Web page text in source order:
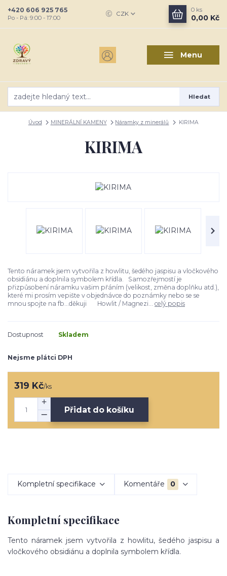
Menu
CZK
Hledat
+420 606 925 765
Po - Pá: 9:00 - 17:00
0 ks
0,00 Kč
Úvod MINERÁLNÍ KAMENY Náramky z minerálů KIRIMA
KIRIMA
Tento náramek jsem vytvořila z howlitu, šedého jaspisu a vločkového
obsidiánu a doplnila symbolem křídla. Samozřejmostí je
přizpůsobení náramku vašim přáním (velikost, změna doplňku atd.),
které mi prosím vepište v objednávce do poznámky nebo se se
mnou spojte na fb...děkuji Howlit / Magnezi... celý popis
Dostupnost Skladem
Nejsme plátci DPH
319 Kč/ks
Přidat do košíku
Kompletní specifikace Komentáře 0
Kompletní specifikace
Tento náramek jsem vytvořila z howlitu, šedého jaspisu a
vločkového obsidiánu a doplnila symbolem křídla.